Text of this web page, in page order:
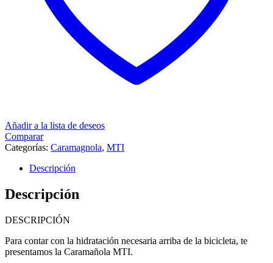
Añadir a la lista de deseos
Comparar
Categorías: Caramagnola, MTI
Descripción
Descripción
DESCRIPCIÓN
Para contar con la hidratación necesaria arriba de la bicicleta, te
presentamos la Caramañola MTI.